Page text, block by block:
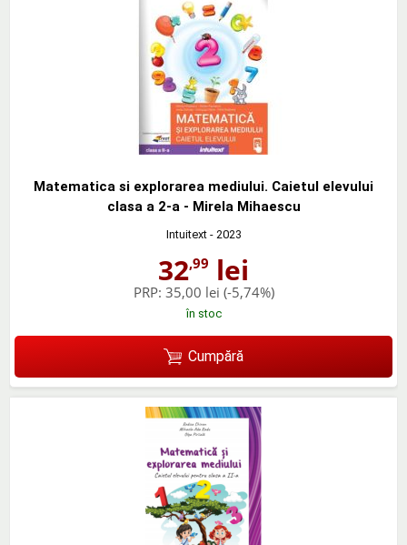
Matematica si explorarea mediului. Caietul elevului
clasa a 2-a - Mirela Mihaescu
Intuitext- 2023
32,99 lei
PRP: 35,00 lei (-5,74%)
în stoc
Cumpără